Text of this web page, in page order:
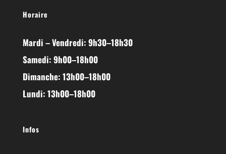
Horaire
Mardi – Vendredi: 9h30–18h30
Samedi: 9h00–18h00
Dimanche: 13h00–18h00
Lundi: 13h00–18h00
Infos